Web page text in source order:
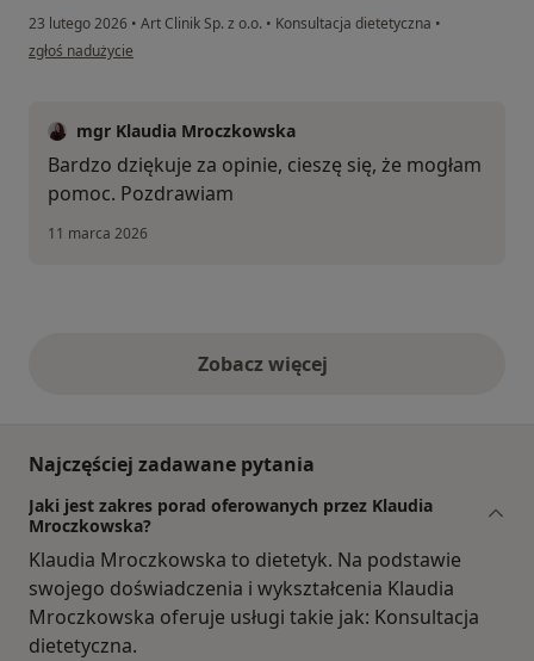
23 lutego 2026 • Art Clinik Sp. z o.o. • Konsultacja dietetyczna •
w opinii użytkownika Radosław
zgłoś nadużycie
mgr Klaudia Mroczkowska
Bardzo dziękuje za opinie, cieszę się, że mogłam
pomoc. Pozdrawiam
11 marca 2026
Zobacz więcejopinie powyżej
Najczęściej zadawane pytania
Jaki jest zakres porad oferowanych przez Klaudia
Mroczkowska?
Klaudia Mroczkowska to dietetyk. Na podstawie
swojego doświadczenia i wykształcenia Klaudia
Mroczkowska oferuje usługi takie jak: Konsultacja
dietetyczna.